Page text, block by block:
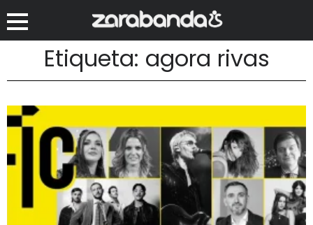
Etiqueta: agora rivas